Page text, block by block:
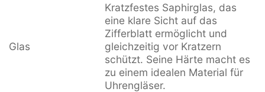
Glas
Kratzfestes Saphirglas, das
eine klare Sicht auf das
Zifferblatt ermöglicht und
gleichzeitig vor Kratzern
schützt. Seine Härte macht es
zu einem idealen Material für
Uhrengläser.